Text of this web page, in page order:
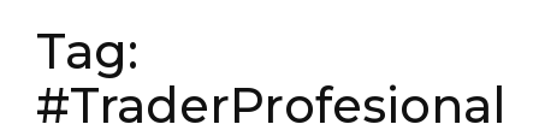
Tag:
#TraderProfesional